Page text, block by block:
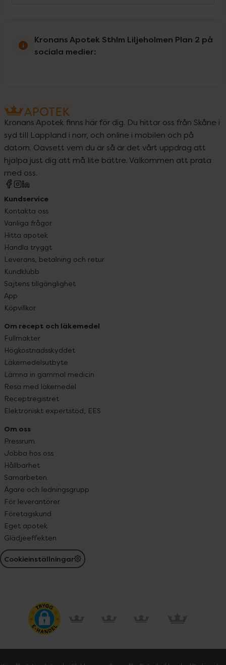
Kronans Apotek Sthlm Liljeholmen Plan 2 på
sociala medier:
Kronans Apotek finns här för dig. Du hittar oss från Skåne i
syd till Lappland i norr, och online i mobilen och på
datorn. Oavsett vem du är så är det vårt uppdrag att
hjälpa just dig att må lite bättre. Välkommen att prata
med oss.
Kundservice
Kontakta oss
Vanliga frågor
Hitta apotek
Handla tryggt
Leverans, betalning och retur
Kundklubb
Sajtens tillgänglighet
App
Köpvillkor
Om recept och läkemedel
Fullmakter
Högkostnadsskyddet
Läkemedelsutbyte
Lämna in gammal medicin
Resa med läkemedel
Receptregistret
Elektroniskt expertstöd, EES
Om oss
Pressrum
Jobba hos oss
Hållbarhet
Samarbeten
Ägare och ledningsgrupp
För leverantörer
Företagskund
Eget apotek
Glädjeeffekten
Cookieinställningar